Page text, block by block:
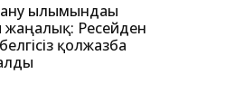
ғылымындағы
жаңалық: Ресейден
қолжазба